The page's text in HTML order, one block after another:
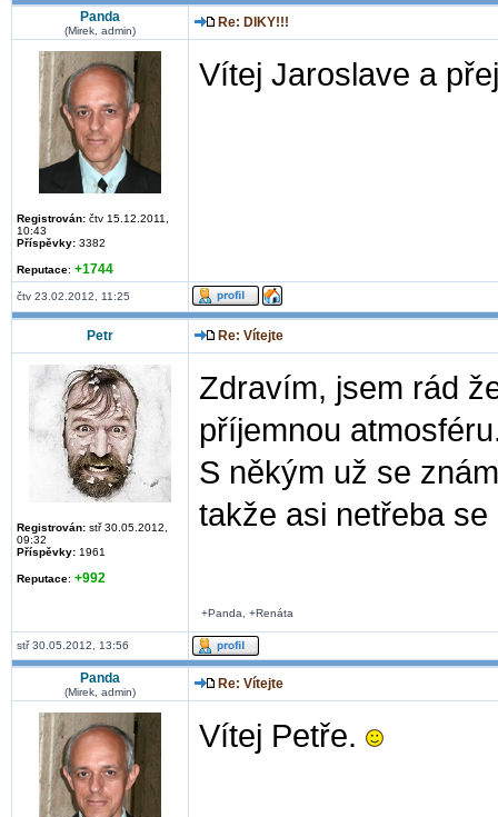
Panda
(Mirek, admin)
Re: DIKY!!!
Registrován: čtv 15.12.2011,
10:43
Příspěvky: 3382
Reputace: +1744
Vítej Jaroslave a
čtv 23.02.2012, 11:25
Petr Re: Vítejte
Registrován: stř 30.05.2012,
09:32
Příspěvky: 1961
Reputace: +992
Zdravím, jsem rád
příjemnou
S někým už se
takže asi netřeba
+Panda, +Renáta
stř 30.05.2012, 13:56
Panda
(Mirek, admin)
Re: Vítejte
Vítej Petře.